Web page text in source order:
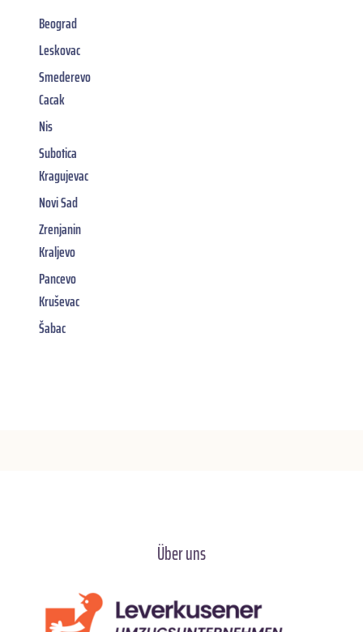
Beograd
Leskovac
Smederevo
Cacak
Nis
Subotica
Kragujevac
Novi Sad
Zrenjanin
Kraljevo
Pancevo
Kruševac
Šabac
Über uns